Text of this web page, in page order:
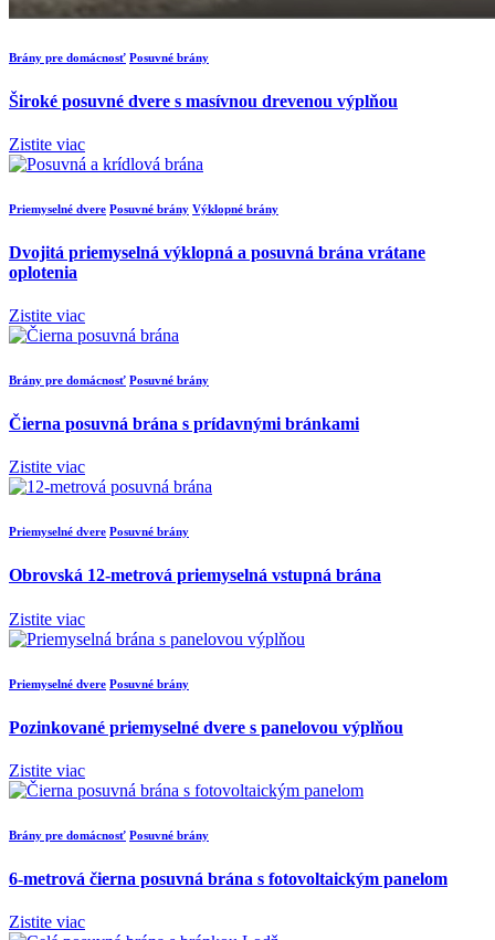
Brány pre domácnosť Posuvné brány
Široké posuvné dvere s masívnou drevenou výplňou
Zistite viac
Priemyselné dvere Posuvné brány Výklopné brány
Dvojitá priemyselná výklopná a posuvná brána vrátane
oplotenia
Zistite viac
Brány pre domácnosť Posuvné brány
Čierna posuvná brána s prídavnými bránkami
Zistite viac
Priemyselné dvere Posuvné brány
Obrovská 12-metrová priemyselná vstupná brána
Zistite viac
Priemyselné dvere Posuvné brány
Pozinkované priemyselné dvere s panelovou výplňou
Zistite viac
Brány pre domácnosť Posuvné brány
6-metrová čierna posuvná brána s fotovoltaickým panelom
Zistite viac